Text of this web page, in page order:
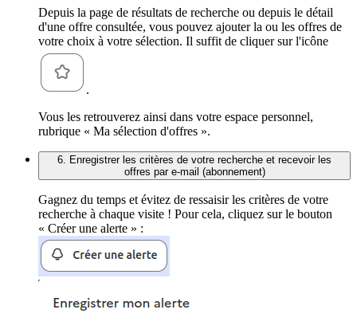
Depuis la page de résultats de recherche ou depuis le détail
d'une offre consultée, vous pouvez ajouter la ou les offres de
votre choix à votre sélection. Il suffit de cliquer sur l'icône
.
Vous les retrouverez ainsi dans votre espace personnel,
rubrique « Ma sélection d'offres ».
6. Enregistrer les critères de votre recherche et recevoir les
offres par e-mail (abonnement)
Gagnez du temps et évitez de ressaisir les critères de votre
recherche à chaque visite ! Pour cela, cliquez sur le bouton
« Créer une alerte » :